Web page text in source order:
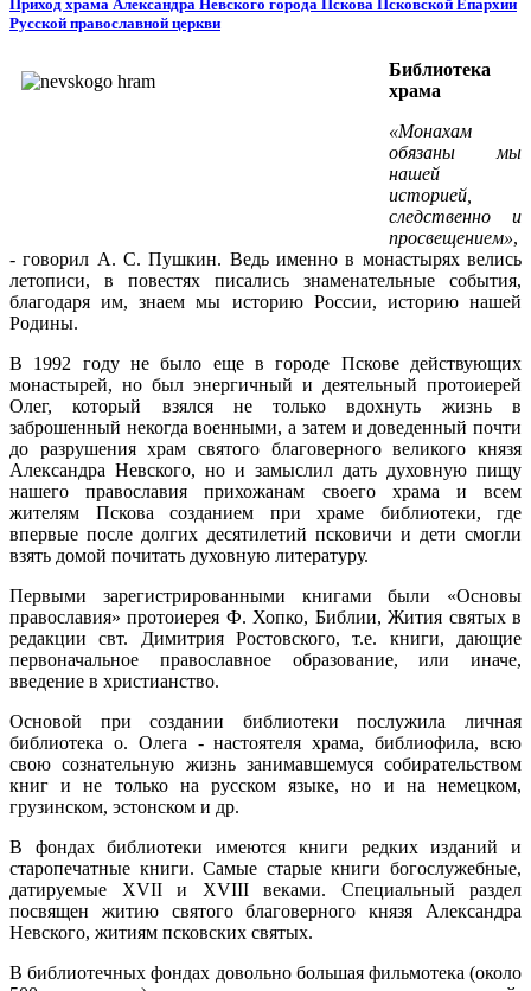
Приход храма Александра Невского города Пскова Псковской Епархии
Русской православной церкви
Библиотека
храма
«Монахам
обязаны мы
нашей
историей,
следственно и
просвещением»,
- говорил А. С. Пушкин. Ведь именно в монастырях велись
летописи, в повестях писались знаменательные события,
благодаря им, знаем мы историю России, историю нашей
Родины.
В 1992 году не было еще в городе Пскове действующих
монастырей, но был энергичный и деятельный протоиерей
Олег, который взялся не только вдохнуть жизнь в
заброшенный некогда военными, а затем и доведенный почти
до разрушения храм святого благоверного великого князя
Александра Невского, но и замыслил дать духовную пищу
нашего православия прихожанам своего храма и всем
жителям Пскова созданием при храме библиотеки, где
впервые после долгих десятилетий псковичи и дети смогли
взять домой почитать духовную литературу.
Первыми зарегистрированными книгами были «Основы
православия» протоиерея Ф. Хопко, Библии, Жития святых в
редакции свт. Димитрия Ростовского, т.е. книги, дающие
первоначальное православное образование, или иначе,
введение в христианство.
Основой при создании библиотеки послужила личная
библиотека о. Олега - настоятеля храма, библиофила, всю
свою сознательную жизнь занимавшемуся собирательством
книг и не только на русском языке, но и на немецком,
грузинском, эстонском и др.
В фондах библиотеки имеются книги редких изданий и
старопечатные книги. Самые старые книги богослужебные,
датируемые XVII и XVIII веками. Специальный раздел
посвящен житию святого благоверного князя Александра
Невского, житиям псковских святых.
В библиотечных фондах довольно большая фильмотека (около